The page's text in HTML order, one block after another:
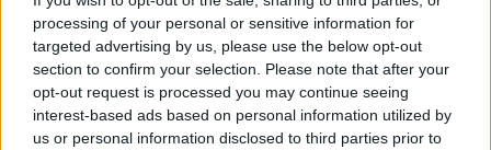
processing of your personal or sensitive information for
targeted advertising by us, please use the below opt-out
section to confirm your selection. Please note that after your
opt-out request is processed you may continue seeing
interest-based ads based on personal information utilized by
us or personal information disclosed to third parties prior to